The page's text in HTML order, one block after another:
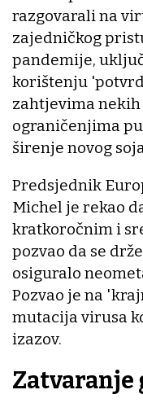
razgovarali na
zajedničkog
pandemije,
korištenju
zahtjevima
ograničenjima
širenje novog
Predsjednik
Michel je rekao
kratkoročnim i
pozvao da se
osiguralo
Pozvao je na
mutacija virusa
izazov.
Zatvaranje